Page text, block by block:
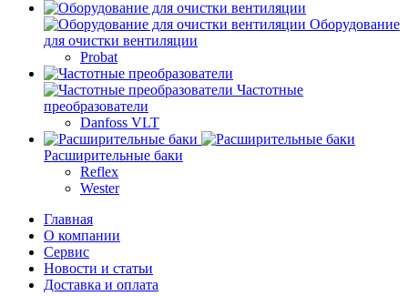
Оборудование
для очистки вентиляции
Probat
Частотные
преобразователи
Danfoss VLT
Расширительные баки
Reflex
Wester
Главная
О компании
Сервис
Новости и статьи
Доставка и оплата